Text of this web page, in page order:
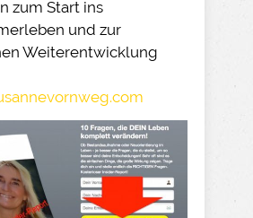
zum Start ins
und zur
Weiterentwicklung